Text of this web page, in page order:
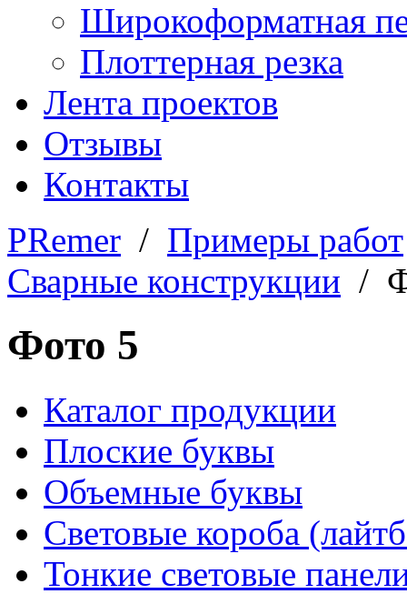
Широкоформатная
Плоттерная резка
Лента проектов
Отзывы
Контакты
PRemer / Примеры работ
Сварные конструкции /
Фото 5
Каталог продукции
Плоские буквы
Объемные буквы
Световые короба
Тонкие световые